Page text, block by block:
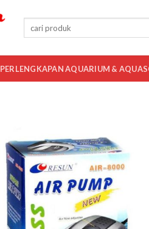
untuk:
PERLENGKAPAN AQUARIUM &